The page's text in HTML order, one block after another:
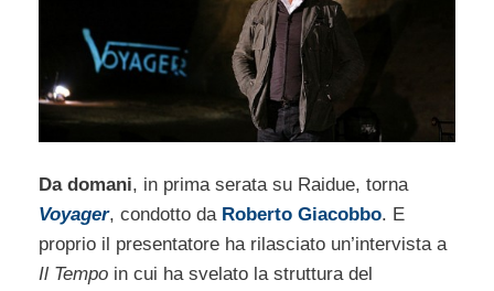
Da domani, in prima serata su Raidue, torna
Voyager, condotto da Roberto Giacobbo. E
proprio il presentatore ha rilasciato un’intervista a
Il Tempo in cui ha svelato la struttura del